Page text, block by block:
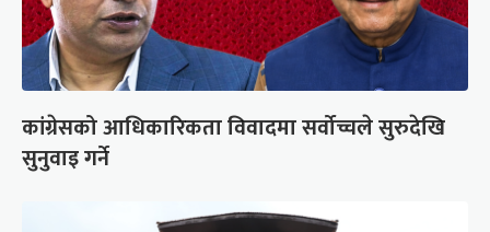
कांग्रेसको आधिकारिकता विवादमा सर्वोच्चले सुरुदेखि
सुनुवाइ गर्ने